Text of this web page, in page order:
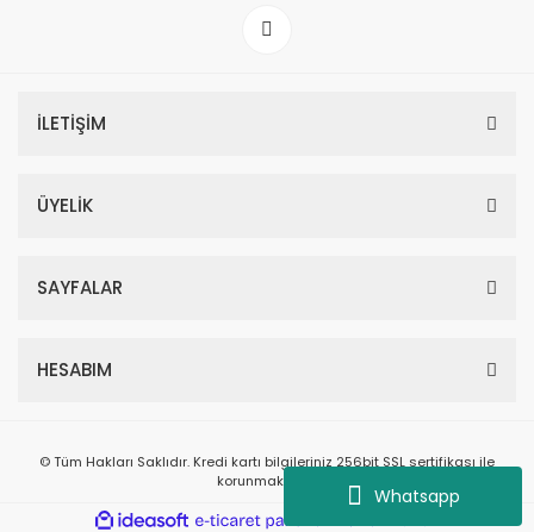
Whatsapp
İLETİŞİM
ÜYELİK
SAYFALAR
HESABIM
© Tüm Hakları Saklıdır. Kredi kartı bilgileriniz 256bit SSL sertifikası ile
korunmaktadır.
ideasoft